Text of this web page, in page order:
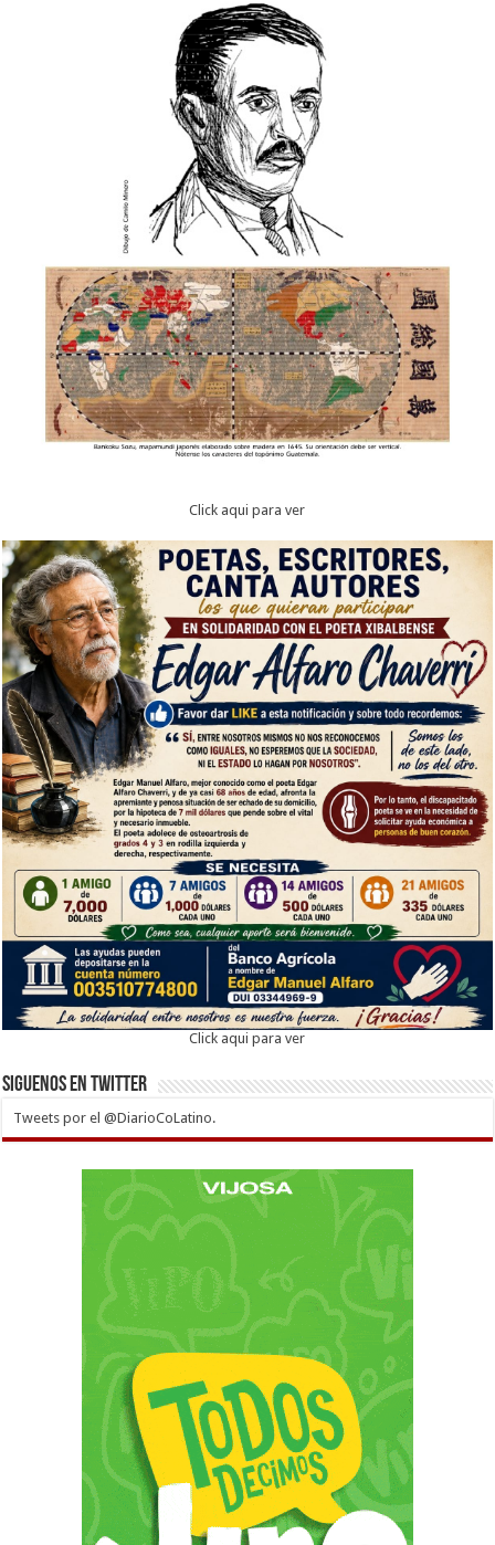
Click aqui para ver
Click aqui para ver
Siguenos en twitter
Tweets por el @DiarioCoLatino.